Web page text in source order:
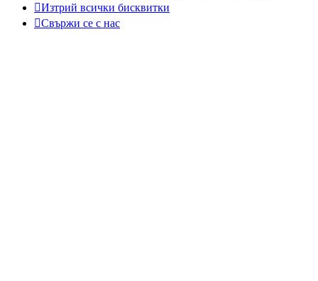
Изтрий всички бисквитки
Свържи се с нас